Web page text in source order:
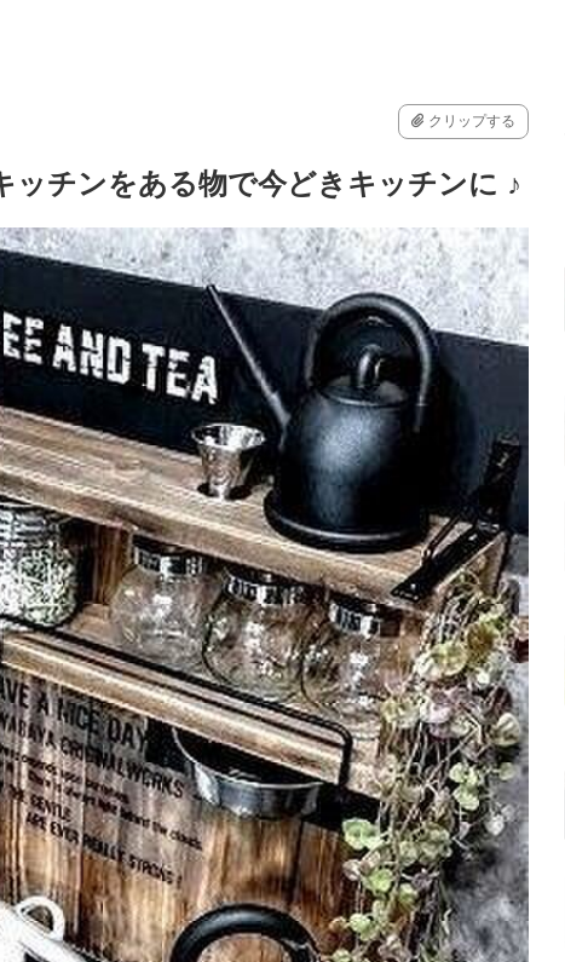
クリップする
ッチンをある物で今どきキッチンに ♪